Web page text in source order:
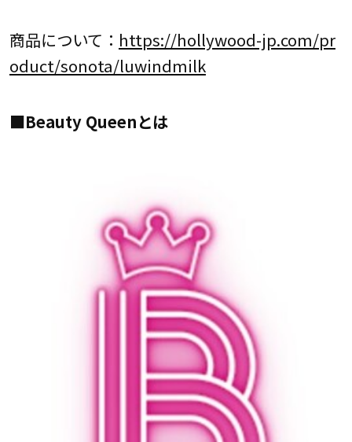
商品について： https://hollywood-jp.com/pr
oduct/sonota/luwindmilk
■Beauty Queenとは